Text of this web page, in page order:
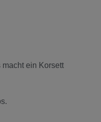
macht ein Korsett